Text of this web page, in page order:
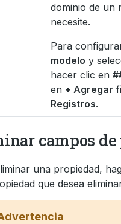
dominio de un
necesite.
Para
modelo y
hacer clic en
en + Agregar
Registros.
campos de
una propiedad,
que desea